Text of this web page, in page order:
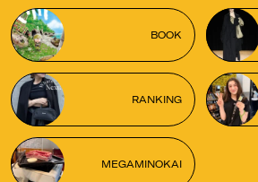
BOOK
RANKING
MEGAMINOKAI